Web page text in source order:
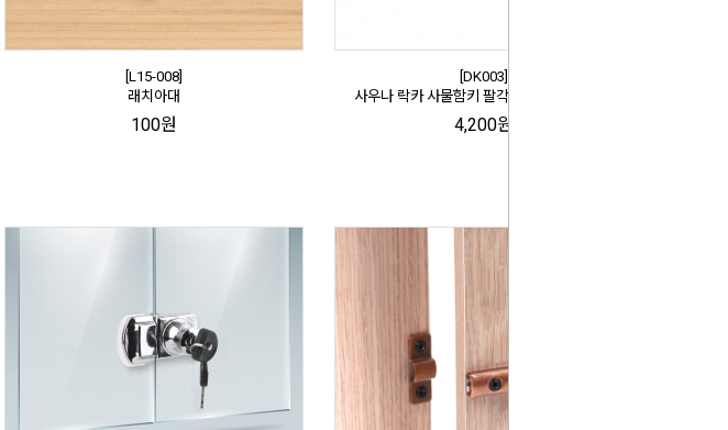
[L15-008]
래치아대
100원
[DK003]
사우나 락카 사물함키 팔각 PVC (15-18mm)
4,200원